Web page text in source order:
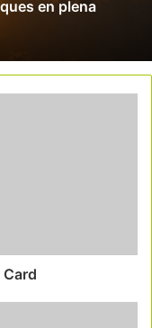
en plena